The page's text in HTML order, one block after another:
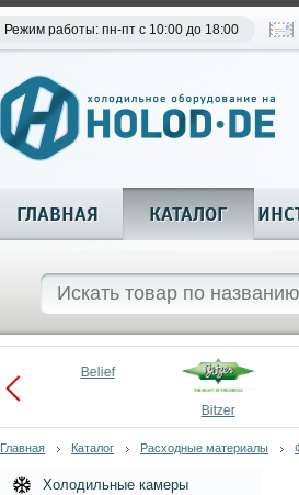
Режим работы: пн-пт с 10:00 до 18:00
ГЛАВНАЯ КАТАЛОГ
Belief
Bitzer
Главная Каталог Расходные материалы
Холодильные камеры